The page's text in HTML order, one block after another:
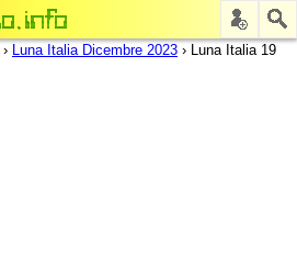
› Luna Italia Dicembre 2023 › Luna Italia 19